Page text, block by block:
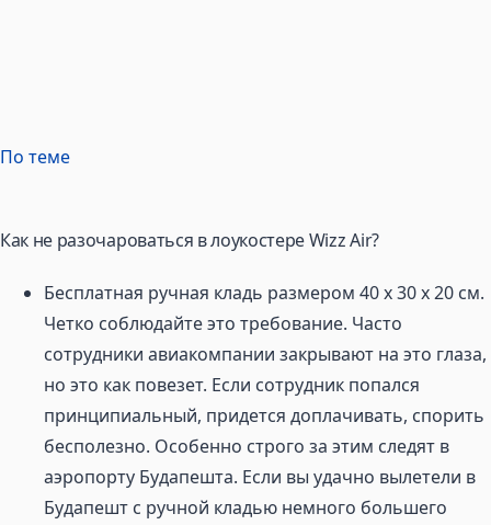
По теме
Как не разочароваться в лоукостере Wizz Air?
Бесплатная ручная кладь размером 40 х 30 х 20 см.
Четко соблюдайте это требование. Часто
сотрудники авиакомпании закрывают на это глаза,
но это как повезет. Если сотрудник попался
принципиальный, придется доплачивать, спорить
бесполезно. Особенно строго за этим следят в
аэропорту Будапешта. Если вы удачно вылетели в
Будапешт с ручной кладью немного большего